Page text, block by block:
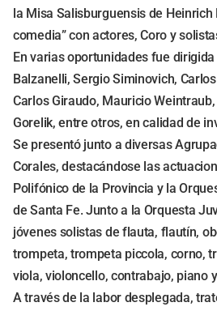
la Misa Salisburguensis de Heinrich
comedia” con actores, Coro y
En varias oportunidades fue
Balzanelli, Sergio Siminovich,
Carlos Giraudo, Mauricio
Gorelik, entre otros, en calidad de
Se presentó junto a diversas
Corales, destacándose las
Polifónico de la Provincia y la
de Santa Fe. Junto a la Orquesta
jóvenes solistas de flauta, flautín,
trompeta, trompeta piccola, corno,
viola, violoncello, contrabajo, piano
A través de la labor desplegada,